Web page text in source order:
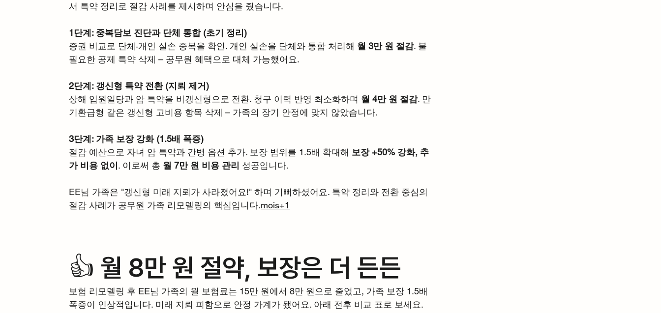
서 특약 정리로 절감 사례를 제시하며 안심을 줬습니다.
1단계: 중복담보 진단과 단체 통합 (초기 정리)
증권 비교로 단체·개인 실손 중복을 확인. 개인 실손을 단체와 통합 처리해 월 3만 원 절감. 불
필요한 공제 특약 삭제 – 공무원 혜택으로 대체 가능했어요.
2단계: 갱신형 특약 전환 (지뢰 제거)
상해 입원일당과 암 특약을 비갱신형으로 전환. 청구 이력 반영 최소화하며 월 4만 원 절감. 만
기환급형 같은 갱신형 고비용 항목 삭제 – 가족의 장기 안정에 맞지 않았습니다.
3단계: 가족 보장 강화 (1.5배 폭증)
절감 예산으로 자녀 암 특약과 간병 옵션 추가. 보장 범위를 1.5배 확대해 보장 +50% 강화, 추
가 비용 없이. 이로써 총 월 7만 원 비용 관리 성공입니다.
EE님 가족은 "갱신형 미래 지뢰가 사라졌어요!" 하며 기뻐하셨어요. 특약 정리와 전환 중심의
절감 사례가 공무원 가족 리모델링의 핵심입니다.mois+1
👍 월 8만 원 절약, 보장은 더 든든
보험 리모델링 후 EE님 가족의 월 보험료는 15만 원에서 8만 원으로 줄었고, 가족 보장 1.5배
폭증이 인상적입니다. 미래 지뢰 피함으로 안정 가계가 됐어요. 아래 전후 비교 표로 보세요.